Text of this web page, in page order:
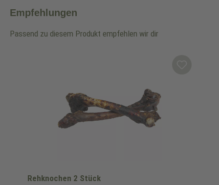
Empfehlungen
Passend zu diesem Produkt empfehlen wir dir
Rehknochen 2 Stück